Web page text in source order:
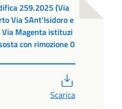
259.2025 (Via
Via SAnt'Isidoro e
Via Magenta istituzi
con rimozione 0
Scarica